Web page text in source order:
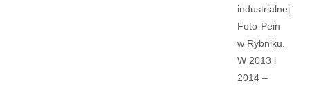
industrialnej
Foto-Pein
w Rybniku.
W 2013 i
2014 –